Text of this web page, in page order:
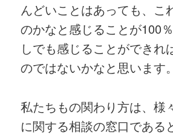
んどいことはあっても、こ
のかなと感じることが100
しでも感じることができれ
のではないかなと思います。
私たちもの関わり方は、様
に関する相談の窓口である